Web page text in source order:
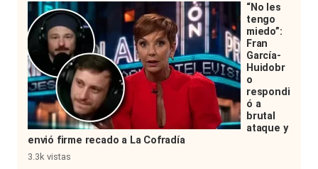
“No les
tengo
miedo”:
Fran
García-
Huidobr
o
respondi
ó a
brutal
ataque y
envió firme recado a La Cofradía
3.3k vistas